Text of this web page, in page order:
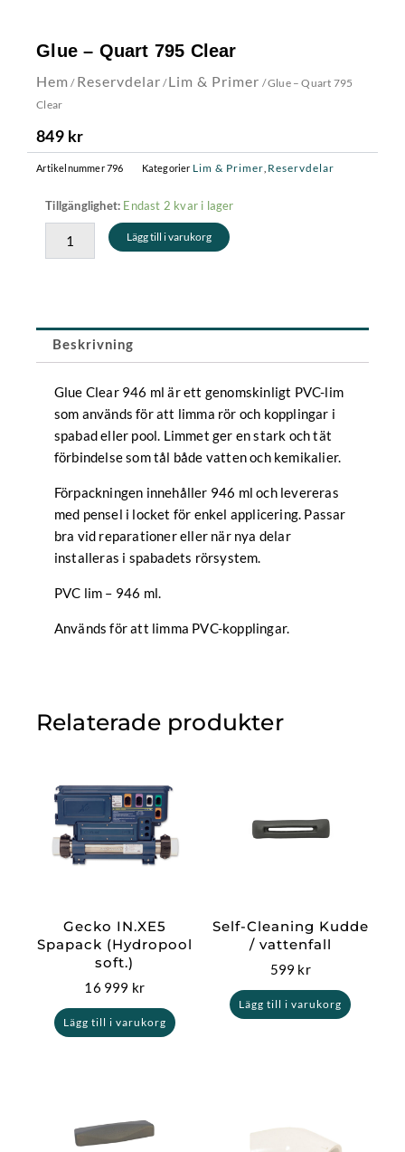
Glue – Quart 795 Clear
Hem / Reservdelar /Lim & Primer / Glue – Quart 795
Clear
849 kr
Artikelnummer796 Kategorier Lim & Primer Reservdelar
Tillgänglighet: Endast 2 kvar i lager
Glue
-
Quart
795
Lägg till i varukorg
Beskrivning
Glue Clear 946 ml är ett genomskinligt PVC-lim
som används för att limma rör och kopplingar i
spabad eller pool. Limmet ger en stark och tät
förbindelse som tål både vatten och kemikalier.
Förpackningen innehåller 946 ml och levereras
med pensel i locket för enkel applicering. Passar
bra vid reparationer eller när nya delar
installeras i spabadets rörsystem.
PVC lim – 946 ml.
Används för att limma PVC-kopplingar.
Relaterade produkter
Gecko IN.XE5
Spapack (Hydropool
soft.)
16 999 kr
Lägg till i varukorg
Self-Cleaning Kudde
/ vattenfall
599 kr
Lägg till i varukorg